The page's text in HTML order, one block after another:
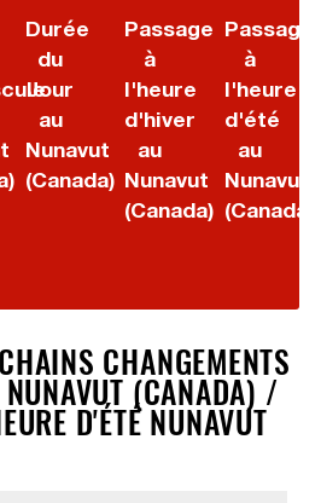
Durée
du
Jour
au
Nunavut
(Canada)
Passage
à
l'heure
d'hiver
au
Nunavut
(Canada)
Passage
à
l'heure
d'été
au
Nunavut
(Canada)
CHANGEMENTS
NUNAVUT (CANADA) /
D'ÉTÉ NUNAVUT